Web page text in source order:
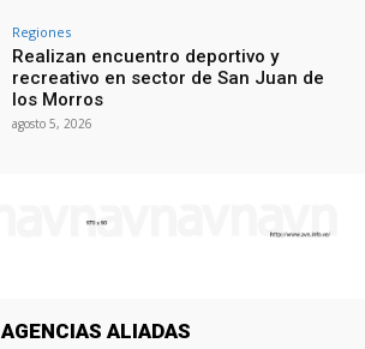
Regiones
Realizan encuentro deportivo y
recreativo en sector de San Juan de
los Morros
agosto 5, 2026
AGENCIAS ALIADAS